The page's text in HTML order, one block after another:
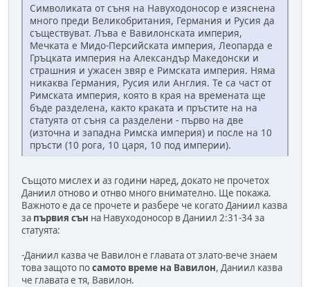
Символиката от съня на Навуходоносор е изяснена
много преди Великобритания, Германия и Русия да
съществуват. Лъва е Вавилонската империя,
Мечката е Мидо-Персийската империя, Леопарда е
Гръцката империя на Александър Македонски и
страшния и ужасен звяр е Римската империя. Няма
никаква Германия, Русия или Англия. Те са част от
Римската империя, която в края на времената ще
бъде разделена, както краката и пръстите на на
статуята от съня са разделени - първо на две
(източна и западна Римска империя) и после на 10
пръсти (10 рога, 10 царя, 10 под империи).
Същото мислех и аз години наред, докато не прочетох
Даниил отново и отнво много внимателно. Ще покажа.
Важното е да се прочете и разбере че когато Даниил казва
за първия сън на Навуходоносор в Даниил 2:31-34 за
статуята:
-Даниил казва че Вавилон е главата от злато-вече знаем
това защото посамото време на Вавилон, Даниил казва
че главата е тя, Вавилон.